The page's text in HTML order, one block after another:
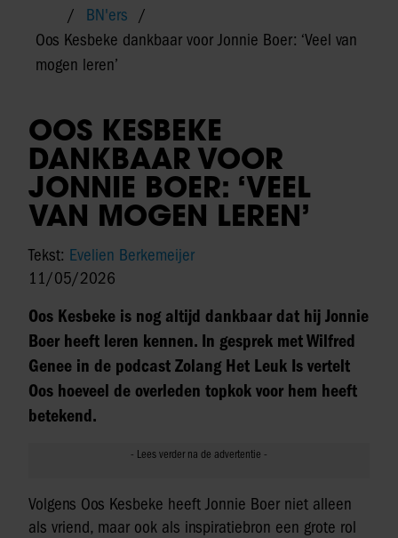
BN'ers
Oos Kesbeke dankbaar voor Jonnie Boer: ‘Veel van
mogen leren’
OOS KESBEKE
DANKBAAR VOOR
JONNIE BOER: ‘VEEL
VAN MOGEN LEREN’
Tekst: Evelien Berkemeijer
11/05/2026
Oos Kesbeke is nog altijd dankbaar dat hij Jonnie
Boer heeft leren kennen. In gesprek met Wilfred
Genee in de podcast Zolang Het Leuk Is vertelt
Oos hoeveel de overleden topkok voor hem heeft
betekend.
Volgens Oos Kesbeke heeft Jonnie Boer niet alleen
als vriend, maar ook als inspiratiebron een grote rol